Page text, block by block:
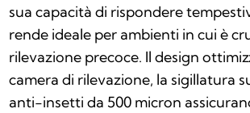
sua capacità di rispondere
rende ideale per ambienti in cui è
rilevazione precoce. Il design
camera di rilevazione, la sigillatura
anti-insetti da 500 micron